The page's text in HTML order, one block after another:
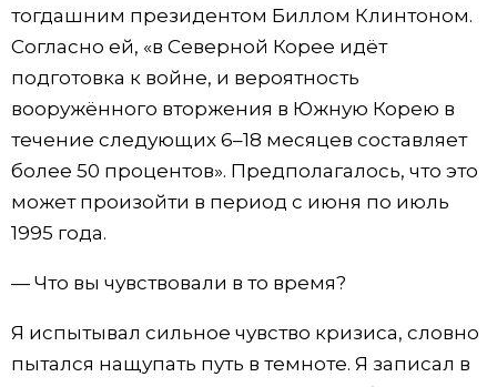
тогдашним президентом Биллом Клинтоном.
Согласно ей, «в Северной Корее идёт
подготовка к войне, и вероятность
вооружённого вторжения в Южную Корею в
течение следующих 6–18 месяцев составляет
более 50 процентов». Предполагалось, что это
может произойти в период с июня по июль
1995 года.
— Что вы чувствовали в то время?
Я испытывал сильное чувство кризиса, словно
пытался нащупать путь в темноте. Я записал в